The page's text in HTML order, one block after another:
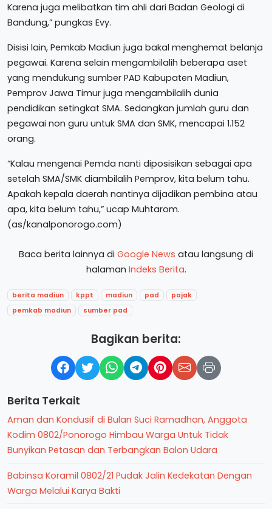
Karena juga melibatkan tim ahli dari Badan Geologi di
Bandung,” pungkas Evy.
Disisi lain, Pemkab Madiun juga bakal menghemat belanja
pegawai. Karena selain mengambilalih beberapa aset
yang mendukung sumber PAD Kabupaten Madiun,
Pemprov Jawa Timur juga mengambilalih dunia
pendidikan setingkat SMA. Sedangkan jumlah guru dan
pegawai non guru untuk SMA dan SMK, mencapai 1.152
orang.
“Kalau mengenai Pemda nanti diposisikan sebagai apa
setelah SMA/SMK diambilalih Pemprov, kita belum tahu.
Apakah kepala daerah nantinya dijadikan pembina atau
apa, kita belum tahu,” ucap Muhtarom.
(as/kanalponorogo.com)
Baca berita lainnya di Google News atau langsung di
halaman Indeks Berita.
berita madiun kppt madiun pad
pajak
pemkab madiun
sumber pad
Bagikan berita:
Berita Terkait
Aman dan Kondusif di Bulan Suci Ramadhan, Anggota
Kodim 0802/Ponorogo Himbau Warga Untuk Tidak
Bunyikan Petasan dan Terbangkan Balon Udara
Babinsa Koramil 0802/21 Pudak Jalin Kedekatan Dengan
Warga Melalui Karya Bakti